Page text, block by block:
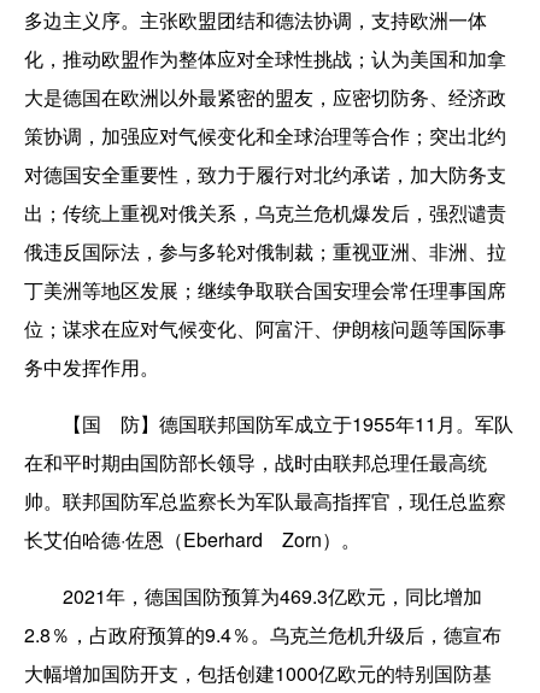
多边主义序。主张欧盟团结和德法协调，支持欧洲一体
化，推动欧盟作为整体应对全球性挑战；认为美国和加拿
大是德国在欧洲以外最紧密的盟友，应密切防务、经济政
策协调，加强应对气候变化和全球治理等合作；突出北约
对德国安全重要性，致力于履行对北约承诺，加大防务支
出；传统上重视对俄关系，乌克兰危机爆发后，强烈谴责
俄违反国际法，参与多轮对俄制裁；重视亚洲、非洲、拉
丁美洲等地区发展；继续争取联合国安理会常任理事国席
位；谋求在应对气候变化、阿富汗、伊朗核问题等国际事
务中发挥作用。
【国 防】德国联邦国防军成立于1955年11月。军队
在和平时期由国防部长领导，战时由联邦总理任最高统
帅。联邦国防军总监察长为军队最高指挥官，现任总监察
长艾伯哈德·佐恩（Eberhard Zorn）。
2021年，德国国防预算为469.3亿欧元，同比增加
2.8％，占政府预算的9.4％。乌克兰危机升级后，德宣布
大幅增加国防开支，包括创建1000亿欧元的特别国防基